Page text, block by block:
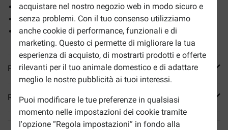
acquistare nel nostro negozio web in modo sicuro e
senza problemi. Con il tuo consenso utilizziamo
anche cookie di performance, funzionali e di
marketing. Questo ci permette di migliorare la tua
esperienza di acquisto, di mostrarti prodotti e offerte
rilevanti per il tuo animale domestico e di adattare
meglio le nostre pubblicità ai tuoi interessi.
Puoi modificare le tue preferenze in qualsiasi
momento nelle impostazioni dei cookie tramite
l'opzione “Regola impostazioni” in fondo alla
Lattice solido
Con segnale acustico
Per ore di divertimento
Più informazioni
Reviews